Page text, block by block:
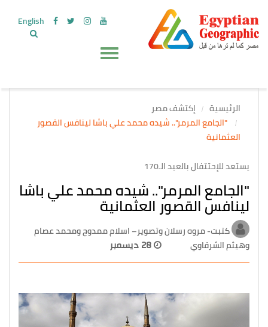
English
الرئيسية
إكتشف مصر
"الجامع المرمر".. شيده محمد علي باشا لينافس القصور
العثمانية
يستعد للإحتتفال بالعيد الـ170
"الجامع المرمر".. شيده محمد علي باشا
لينافس القصور العثمانية
كتبت- مروه رسلان وتصوير– اسلام ممدوح ومحمد عصام
وهيثم الشرقاوي